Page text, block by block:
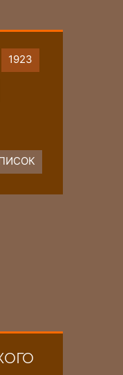
1923